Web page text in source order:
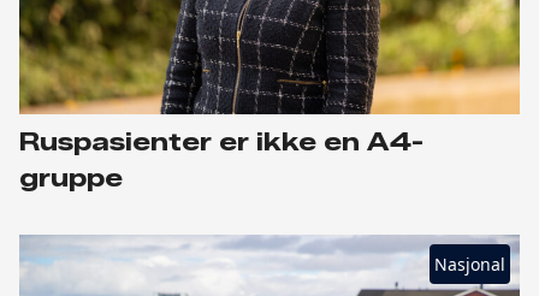
Ruspasienter er ikke en A4-
gruppe
Nasjonal